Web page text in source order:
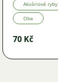
Akváriové ryby
Obe
70 Kč